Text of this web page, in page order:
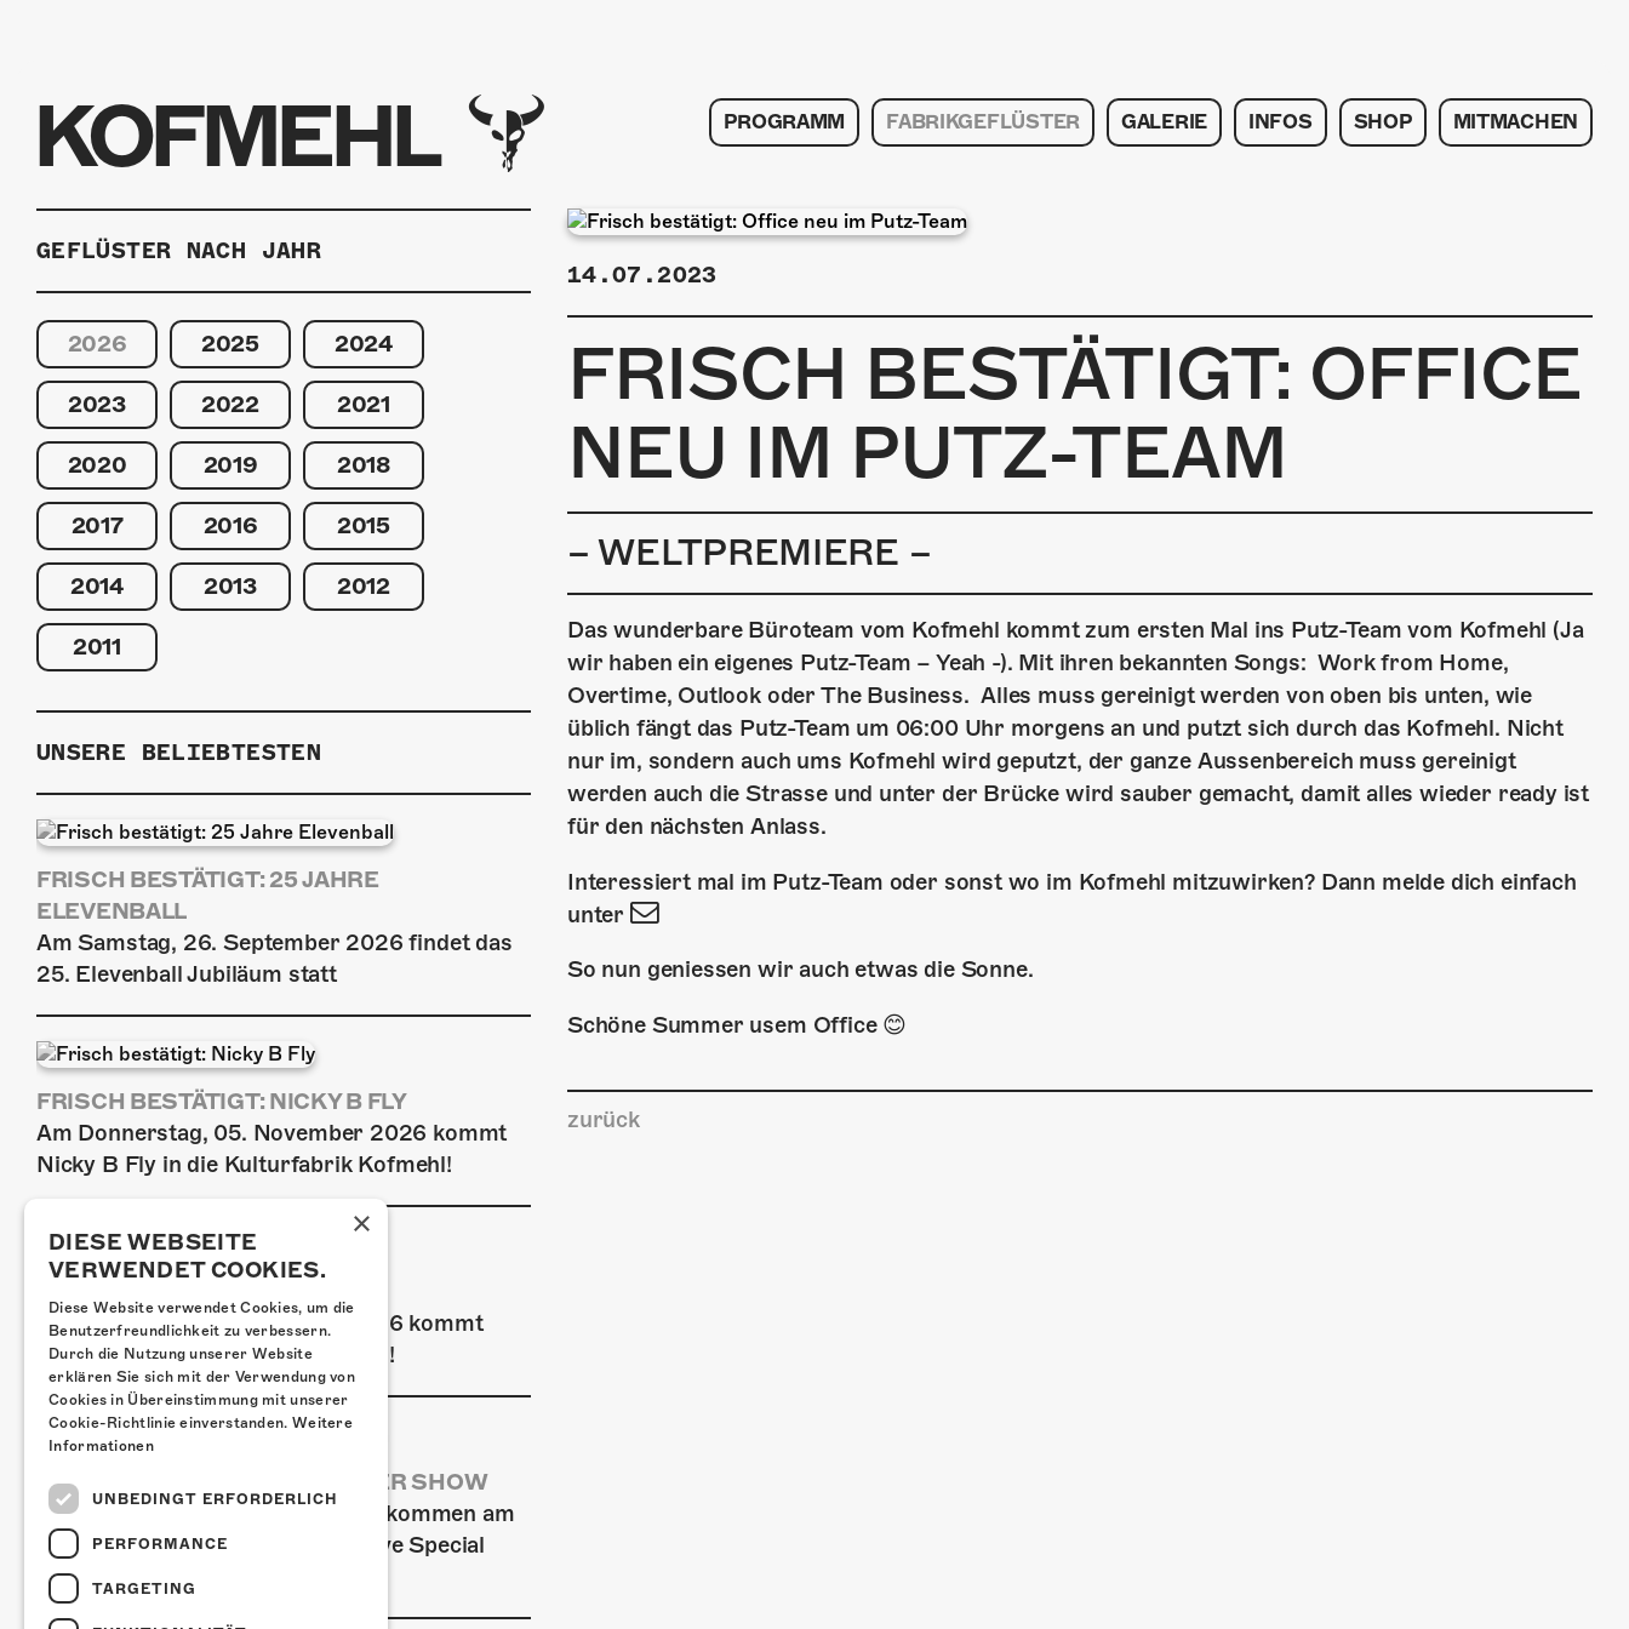
KOFMEHL PROGRAMM FABRIKGEFLÜSTER GALERIE INFOS SHOP MITMACHEN
14.07.2023
FRISCH BESTÄTIGT: OFFICE
NEU IM PUTZ-TEAM
– WELTPREMIERE –
Das wunderbare Büroteam vom Kofmehl kommt zum ersten Mal ins Putz-Team vom Kofmehl (Ja
wir haben ein eigenes Putz-Team – Yeah -). Mit ihren bekannten Songs: Work from Home,
Overtime, Outlook oder The Business. Alles muss gereinigt werden von oben bis unten, wie
üblich fängt das Putz-Team um 06:00 Uhr morgens an und putzt sich durch das Kofmehl. Nicht
nur im, sondern auch ums Kofmehl wird geputzt, der ganze Aussenbereich muss gereinigt
werden auch die Strasse und unter der Brücke wird sauber gemacht, damit alles wieder ready ist
für den nächsten Anlass.
Interessiert mal im Putz-Team oder sonst wo im Kofmehl mitzuwirken? Dann melde dich einfach
unter
So nun geniessen wir auch etwas die Sonne.
Schöne Summer usem Office 😊
zurück
GEFLÜSTER NACH JAHR
2026 2025 2024
2023 2022 2021
2020 2019 2018
2017 2016 2015
2014 2013 2012
2011
UNSERE BELIEBTESTEN
FRISCH BESTÄTIGT: 25 JAHRE
ELEVENBALL
Am Samstag, 26. September 2026 findet das
25. Elevenball Jubiläum statt
FRISCH BESTÄTIGT: NICKY B FLY
Am Donnerstag, 05. November 2026 kommt
Nicky B Fly in die Kulturfabrik Kofmehl!
Am Donnerstag, 29. Oktober 2026 kommt
GZUZ in die Kulturfabrik Kofmehl!
AIRBOURNE - SPECIAL SUMMER SHOW
Wow, das ist ein Ding! Airbourne kommen am
MI, 22. Juli 2026 für eine exklusive Special
Summer Show ins Kofmehl.
×
DIESE WEBSEITE
VERWENDET COOKIES.
Diese Website verwendet Cookies, um die
Benutzerfreundlichkeit zu verbessern.
Durch die Nutzung unserer Website
erklären Sie sich mit der Verwendung von
Cookies in Übereinstimmung mit unserer
Cookie-Richtlinie einverstanden. Weitere
Informationen
UNBEDINGT ERFORDERLICH
PERFORMANCE
TARGETING